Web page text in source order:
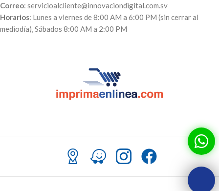
Correo: servicioalcliente@innovaciondigital.com.sv
Horarios: Lunes a viernes de 8:00 AM a 6:00 PM (sin cerrar al
mediodía), Sábados 8:00 AM a 2:00 PM